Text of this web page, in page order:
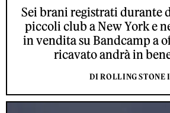
Sei brani registrati durante
piccoli club a New York e
in vendita su Bandcamp a
ricavato andrà in
DI ROLLING STONE